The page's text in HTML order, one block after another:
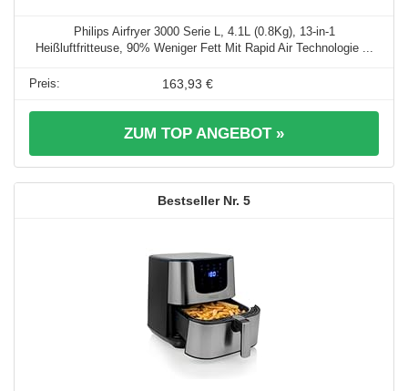
Philips Airfryer 3000 Serie L, 4.1L (0.8Kg), 13-in-1
Heißluftfritteuse, 90% Weniger Fett Mit Rapid Air Technologie ...
163,93 €
ZUM TOP ANGEBOT »
5